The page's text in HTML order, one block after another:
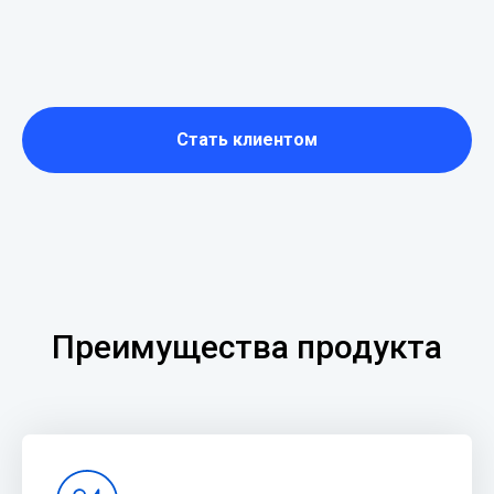
Стать клиентом
Преимущества продукта